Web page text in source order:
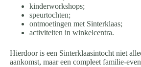
kinderworkshops;
speurtochten;
ontmoetingen met Sinterklaas;
activiteiten in winkelcentra.
Hierdoor is een Sinterklaasintocht niet
aankomst, maar een compleet familie-